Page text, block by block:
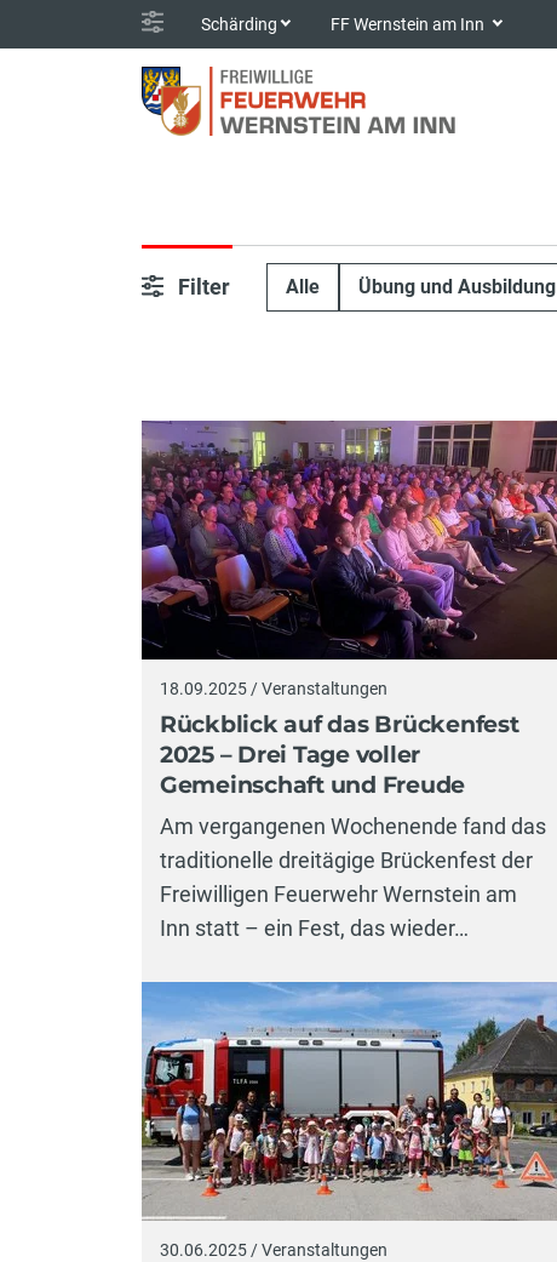
Schärding FF Wernstein am Inn
Filter Alle Übung und Ausbildung
18.09.2025 / Veranstaltungen
Rückblick auf das Brückenfest
2025 – Drei Tage voller
Gemeinschaft und Freude
Am vergangenen Wochenende fand das
traditionelle dreitägige Brückenfest der
Freiwilligen Feuerwehr Wernstein am
Inn statt – ein Fest, das wieder…
30.06.2025 / Veranstaltungen